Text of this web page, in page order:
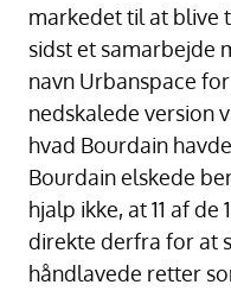
markedet til at blive
sidst et samarbejde
navn Urbanspace
nedskalede version
hvad Bourdain
Bourdain elskede
hjalp ikke, at 11 af
direkte derfra for at
håndlavede retter